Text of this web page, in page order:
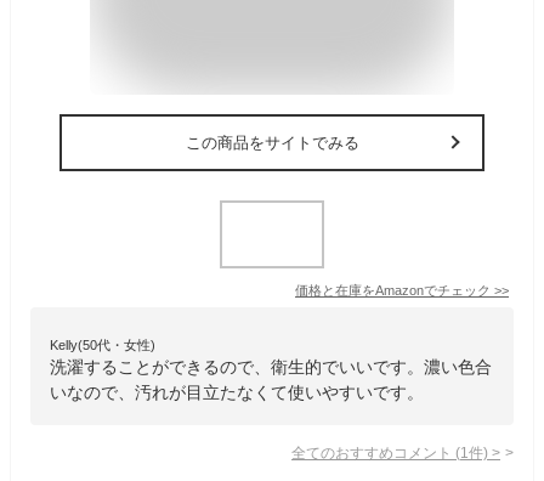
この商品をサイトでみる
価格と在庫をAmazonでチェック >>
Kelly(50代・女性)
洗濯することができるので、衛生的でいいです。濃い色合
いなので、汚れが目立たなくて使いやすいです。
全てのおすすめコメント (1 件) >